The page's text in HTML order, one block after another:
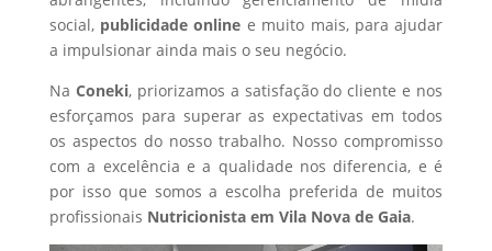
social, publicidade online e muito mais, para ajudar
a impulsionar ainda mais o seu negócio.
Na Coneki, priorizamos a satisfação do cliente e nos
esforçamos para superar as expectativas em todos
os aspectos do nosso trabalho. Nosso compromisso
com a excelência e a qualidade nos diferencia, e é
por isso que somos a escolha preferida de muitos
profissionais Nutricionistaem Vila Nova de Gaia.